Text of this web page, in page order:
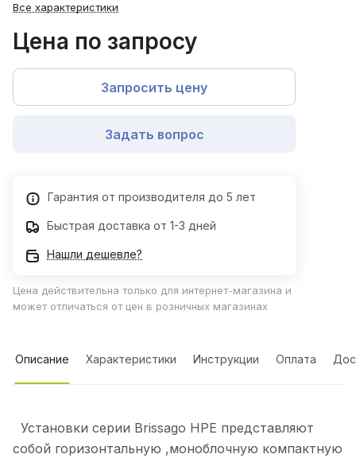
Все характеристики
Цена по запросу
Запросить цену
Задать вопрос
Гарантия от производителя до 5 лет
Быстрая доставка от 1-3 дней
Нашли дешевле?
Цена действительна только для интернет-магазина и
может отличаться от цен в розничных магазинах
Описание Характеристики Инструкции Оплата
Установки серии Brissago HPE представляют
собой горизонтальную ,моноблочную компактную